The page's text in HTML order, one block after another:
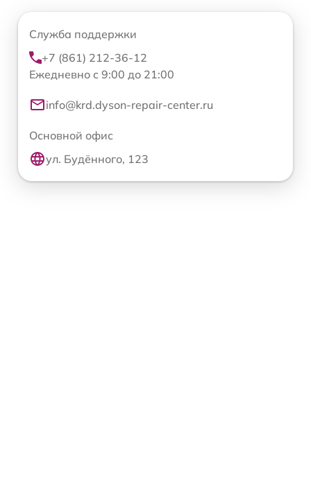
Служба поддержки
+7 (861) 212-36-12
Ежедневно с 9:00 до 21:00
info@krd.dyson-repair-center.ru
Основной офис
ул. Будённого, 123